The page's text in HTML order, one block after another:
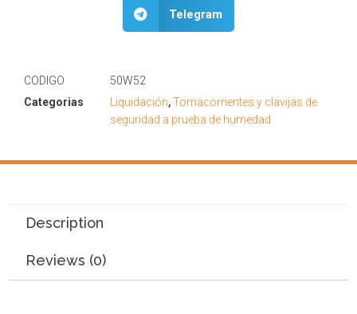
Telegram
CODIGO
50W52
Categorias
Liquidación,Tomacorrientes y clavijas de
seguridad a prueba de humedad
Description
Reviews (0)